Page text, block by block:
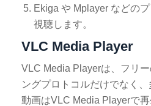
Ekiga や Mplayer などの
視聴します。
VLC Media Player
VLC Media Playerは、フリ
ングプロトコルだけでなく
動画はVLC Media Playerで